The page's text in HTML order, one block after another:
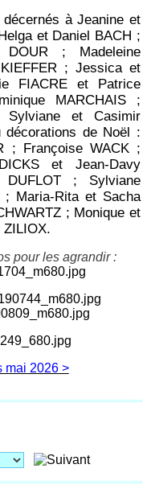
à Jeanine et
et Daniel BACH ;
; Madeleine
; Jessica et
FIACRE et Patrice
MARCHAIS ;
et Casimir
décorations de Noël :
; Françoise WACK ;
et Jean-Davy
; Sylviane
; Maria-Rita et Sacha
; Monique et
pour les agrandir :
mai 2026 >